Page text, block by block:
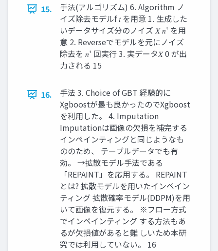
15.
⼿法(アルゴリズム) 6. Algorithm ノ
イズ除去モデルf 𝑡 を⽤意 1. ⽣成した
いデータサイズ分のノイズ 𝑋 𝑛' を⽤
意 2. Reverseでモデルを元にノイズ
除去を 𝑛' 回実⾏ 3. 実データ𝑋 0 が出
⼒される 15
16.
⼿法 3. Choice of GBT 経験的に
Xgboostが最も良かったのでXgboost
を利⽤した。 4. Imputation
Imputationは画像の⽋損を補完する
インペインティングと同じようなも
ののため、 テーブルデータでも有
効。 →拡散モデル⼿法である
「REPAINT」を応⽤する。 REPAINT
とは? 拡散モデルを⽤いたインペイン
ティング 拡散確率モデル(DDPM)を⽤
いて画像を復元する。 ※フロー⽅式
でインペインティング する⽅法もあ
るが⽋損値があると難 しいため本研
究では利⽤していない。 16